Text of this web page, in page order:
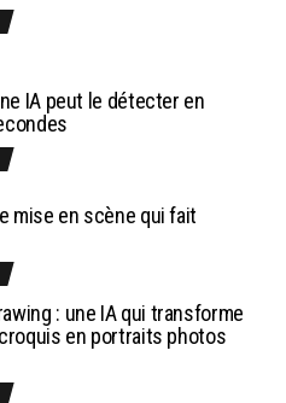
IA peut le détecter en
mise en scène qui fait
: une IA qui transforme
en portraits photos